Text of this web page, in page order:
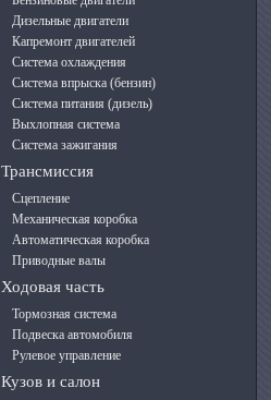
Дизельные двигатели
Капремонт двигателей
Система охлаждения
Система впрыска (бензин)
Система питания (дизель)
Выхлопная система
Система зажигания
Трансмиссия
Сцепление
Механическая коробка
Автоматическая коробка
Приводные валы
Ходовая часть
Тормозная система
Подвеска автомобиля
Рулевое управление
Кузов и салон